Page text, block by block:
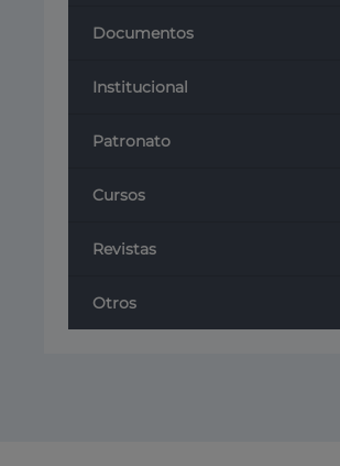
Documentos
Institucional
Patronato
Cursos
Revistas
Otros